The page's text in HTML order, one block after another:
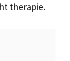
therapie.